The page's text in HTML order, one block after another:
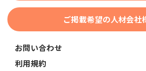
技術・人文知識・国際業務
ご掲載希望の人材会社
お問い合わせ
利用規約